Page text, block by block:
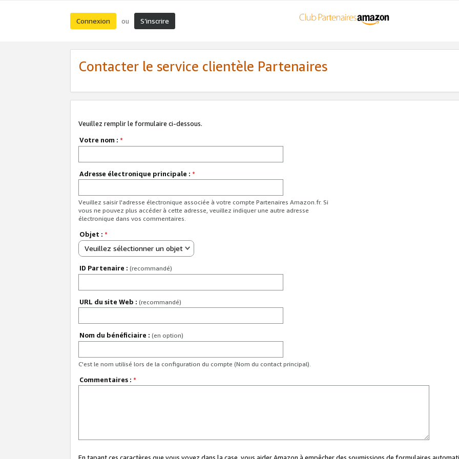
Connexion ou S’inscrire
Contacter le service clientèle Partenaires
Veuillez remplir le formulaire ci-dessous.
Votre nom : *
Adresse électronique principale : *
Veuillez saisir l'adresse électronique associée à votre compte Partenaires Amazon.fr. Si
vous ne pouvez plus accéder à cette adresse, veuillez indiquer une autre adresse
électronique dans vos commentaires.
Objet : *
Veuillez sélectionner un objet
ID Partenaire : (recommandé)
URL du site Web : (recommandé)
Nom du bénéficiaire : (en option)
C'est le nom utilisé lors de la configuration du compte (Nom du contact principal).
Commentaires : *